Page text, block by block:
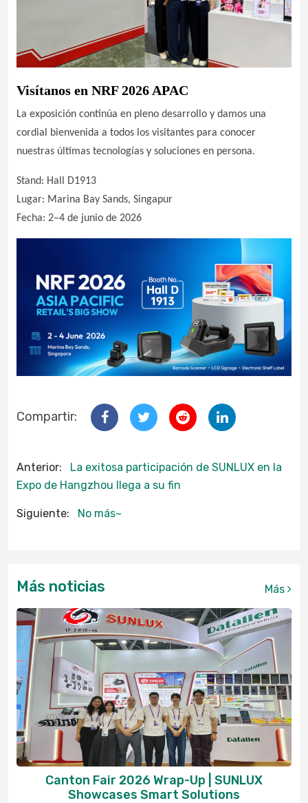
Visítanos en NRF 2026 APAC
La exposición continúa en pleno desarrollo y damos una
cordial bienvenida a todos los visitantes para conocer
nuestras últimas tecnologías y soluciones en persona.
Stand: Hall D1913
Lugar: Marina Bay Sands, Singapur
Fecha: 2–4 de junio de 2026
Compartir:
Anterior:
La exitosa participación de SUNLUX en la
Expo de Hangzhou llega a su fin
Siguiente: No más~
Más noticias Más
Canton Fair 2026 Wrap-Up | SUNLUX
Showcases Smart Solutions